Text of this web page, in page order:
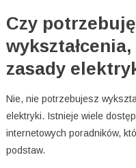
Czy
zasady
Nie, nie potrzebujesz
elektryki. Istnieje wiele
internetowych poradników,
podstaw.